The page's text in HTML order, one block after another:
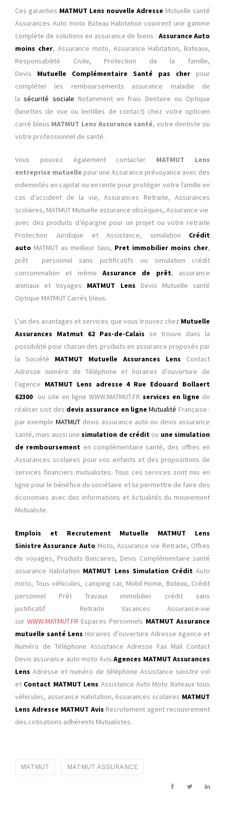
Ces garanties MATMUT Lens nouvelle Adresse Mutuelle santé
Assurances Auto moto Bateau Habitation couvrent une gamme
complète de solutions en assurance de biens : Assurance Auto
moins cher, Assurance moto, Assurance Habitation, Bateaux,
Responsabilité Civile, Protection de la famille,
Devis Mutuelle Complémentaire Santé pas cher pour
compléter les remboursements assurance maladie de
la sécurité sociale Notamment en frais Dentaire ou Optique
(lunettes de vue ou lentilles de contact) chez votre opticien
carré bleus MATMUT Lens Assurance santé, votre dentiste ou
votre professionnel de santé.
Vous pouvez également contacter MATMUT Lens
entreprise mutuelle pour une Assurance prévoyance avec des
indemnités en capital ou en rente pour protéger votre famille en
cas d’accident de la vie, Assurances Retraite, Assurances
scolaires, MATMUT Mutuelle assurance obsèques, Assurance vie
avec des produits d’épargne pour un projet ou votre retraite
Protection Juridique et Assistance, simulation Crédit
auto MATMUT au meilleur taux, Pret immobilier moins cher,
prêt personnel sans justificatifs ou simulation crédit
consommation et même Assurance de prêt, assurance
animaux et Voyages MATMUT Lens Devis Mutuelle santé
Optique MATMUT Carrés bleus.
L’un des avantages et services que vous trouvez chez Mutuelle
Assurances Matmut 62 Pas-de-Calais se trouve dans la
possibilité pour chacun des produits en assurance proposés par
la Société MATMUT Mutuelle Assurances Lens Contact
Adresse numéro de Téléphone et horaires d’ouverture de
l’agence MATMUT Lens adresse 4 Rue Edouard Bollaert
62300
ou site en ligne WWW.MATMUT.FR services en ligne de
réaliser soit des devis assurance en ligneMutualité Française :
par exemple MATMUTdevis assurance auto ou devis assurance
santé, mais aussi unesimulation de crédit ou une simulation
de remboursement en complémentaire santé, des offres en
Assurances scolaires pour vos enfants et des propositions de
services financiers mutualistes. Tous ces services sont mis en
ligne pour le bénéfice du sociétaire et lui permettre de faire des
économies avec des informations et Actualités du mouvement
Mutualiste.
Emplois et Recrutement Mutuelle MATMUT Lens
SinistreAssurance Auto Moto, Assurance vie Retraite, Offres
de voyages, Produits Bancaires, Devis Complémentaire santé
assurance Habitation MATMUT Lens Simulation CréditAuto
moto, Tous véhicules, camping car, Mobil Home, Bateau, Crédit
personnel Prêt Travaux immobilier crédit sans
justificatif
Retraite Vacances Assurance-vie
sur WWW.MATMUT.FR Espaces Personnels MATMUT Assurance
mutuelle santé Lens Horaires d’ouverture Adresse Agence et
Numéro de Téléphone Assistance Adresse Fax Mail Contact
Devis assurance auto moto AvisAgences MATMUT Assurances
LensAdresse et numéro de téléphone Assistance sinistre vol
et Contact MATMUT Lens Assistance Auto Moto Bateaux tous
véhicules, assurance Habitation, Assurances scolaires MATMUT
Lens Adresse MATMUT Avis Recrutement agent recouvrement
des cotisations adhérents Mutualistes.
MATMUT MATMUT ASSURANCE